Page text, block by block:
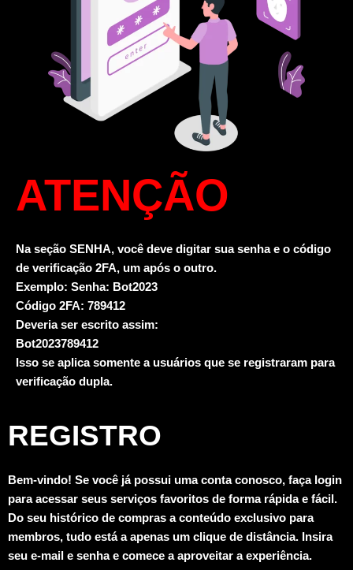
ATENÇÃO
Na seção SENHA, você deve digitar sua senha e o código
de verificação 2FA, um após o outro.
Exemplo: Senha: Bot2023
Código 2FA: 789412
Deveria ser escrito assim:
Bot2023789412
Isso se aplica somente a usuários que se registraram para
verificação dupla.
REGISTRO
Bem-vindo! Se você já possui uma conta conosco, faça login
para acessar seus serviços favoritos de forma rápida e fácil.
Do seu histórico de compras a conteúdo exclusivo para
membros, tudo está a apenas um clique de distância. Insira
seu e-mail e senha e comece a aproveitar a experiência.